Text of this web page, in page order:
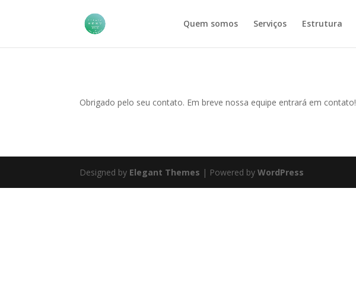
Quem somos Serviços Estrutura
Obrigado pelo seu contato. Em breve nossa equipe entrará em contato!
Designed by Elegant Themes | Powered byWordPress